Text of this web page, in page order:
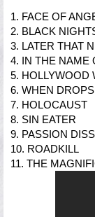
1. FACE OF
2. BLACK
3. LATER THAT
4. IN THE NAME
5. HOLLYWOOD
6. WHEN
7. HOLOCAUST
8. SIN EATER
9. PASSION
10. ROADKILL
11. THE